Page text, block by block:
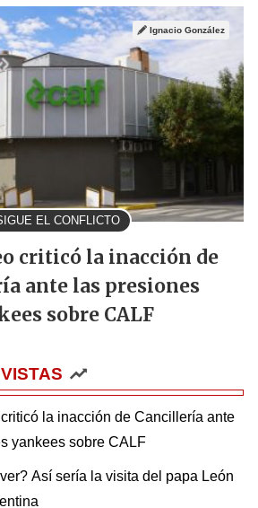
EL CONFLICTO
Ignacio González
criticó la inacción de
ante las presiones
sobre CALF
la inacción de Cancillería ante
yankees sobre CALF
Así sería la visita del papa León